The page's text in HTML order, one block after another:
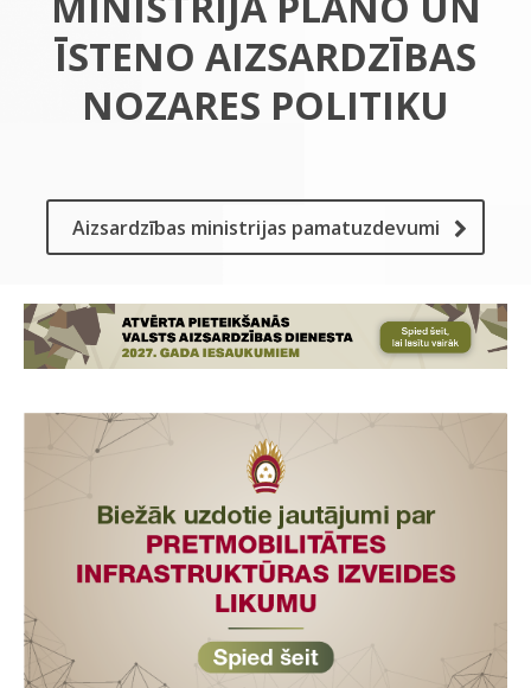
ĪSTENO AIZSARDZĪBAS
NOZARES POLITIKU
Aizsardzības ministrijas pamatuzdevumi